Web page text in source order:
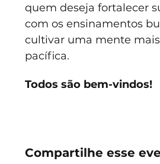
quem deseja fortalecer
com os ensinamentos
cultivar uma mente
pacífica.
Todos são bem-vindos!
Compartilhe esse